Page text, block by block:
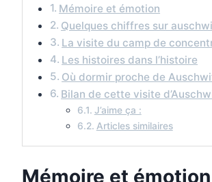
Mémoire et émotion
Quelques chiffres sur
La visite du camp de
Les histoires dans l’histoire
Où dormir proche de
Bilan de cette visite
J’aime ça :
Articles similaires
Mémoire et émotion